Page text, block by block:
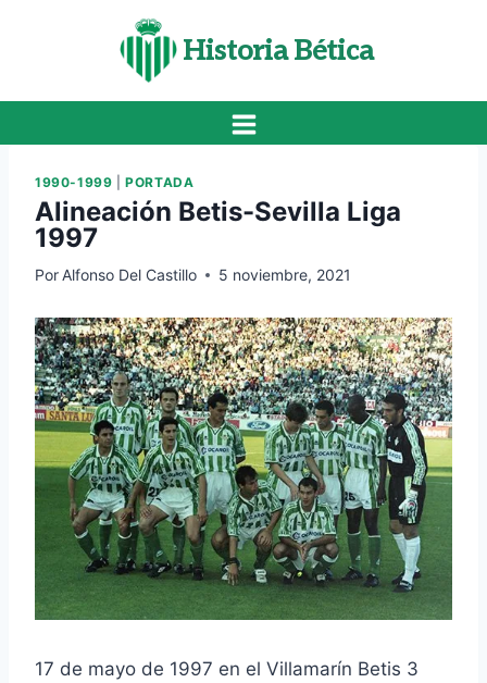
Historia Bética
1990-1999 |PORTADA
Alineación Betis-Sevilla Liga
1997
Por Alfonso Del Castillo 5 noviembre, 2021
17 de mayo de 1997 en el Villamarín Betis 3